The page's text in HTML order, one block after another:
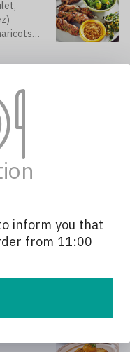
inform you that
from 11:00